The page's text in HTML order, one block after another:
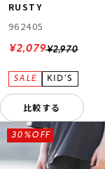
RUSTY
962405
¥2,970
¥2,079
比較する
30%OFF